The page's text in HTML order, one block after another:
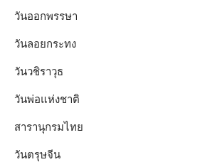
วันออกพรรษา
วันลอยกระทง
วันวชิราวุธ
วันพ่อแห่งชาติ
สารานุกรมไทย
วันตรุษจีน